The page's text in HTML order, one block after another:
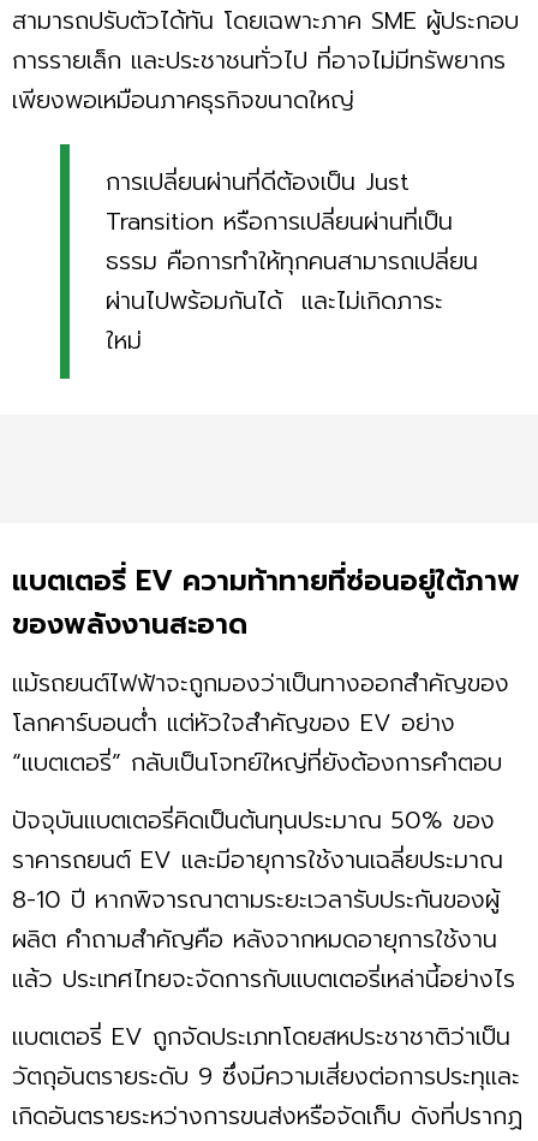
สามารถปรับตัวได้ทัน โดยเฉพาะภาค SME ผู้ประกอบ
การรายเล็ก และประชาชนทั่วไป ที่อาจไม่มีทรัพยากร
เพียงพอเหมือนภาคธุรกิจขนาดใหญ่
การเปลี่ยนผ่านที่ดีต้องเป็น Just
Transition หรือการเปลี่ยนผ่านที่เป็น
ธรรม คือการทำให้ทุกคนสามารถเปลี่ยน
ผ่านไปพร้อมกันได้ และไม่เกิดภาระ
ใหม่
แบตเตอรี่ EV ความท้าทายที่ซ่อนอยู่ใต้ภาพ
ของพลังงานสะอาด
แม้รถยนต์ไฟฟ้าจะถูกมองว่าเป็นทางออกสำคัญของ
โลกคาร์บอนต่ำ แต่หัวใจสำคัญของ EV อย่าง
“แบตเตอรี่” กลับเป็นโจทย์ใหญ่ที่ยังต้องการคำตอบ
ปัจจุบันแบตเตอรี่คิดเป็นต้นทุนประมาณ 50% ของ
ราคารถยนต์ EV และมีอายุการใช้งานเฉลี่ยประมาณ
8-10 ปี หากพิจารณาตามระยะเวลารับประกันของผู้
ผลิต คำถามสำคัญคือ หลังจากหมดอายุการใช้งาน
แล้ว ประเทศไทยจะจัดการกับแบตเตอรี่เหล่านี้อย่างไร
แบตเตอรี่ EV ถูกจัดประเภทโดยสหประชาชาติว่าเป็น
วัตถุอันตรายระดับ 9 ซึ่งมีความเสี่ยงต่อการประทุและ
เกิดอันตรายระหว่างการขนส่งหรือจัดเก็บ ดังที่ปรากฏ